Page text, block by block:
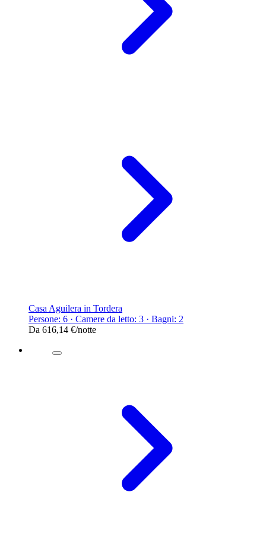
Casa Aguilera in Tordera
Persone: 6 · Camere da letto: 3 · Bagni: 2
Da 616,14 €/notte